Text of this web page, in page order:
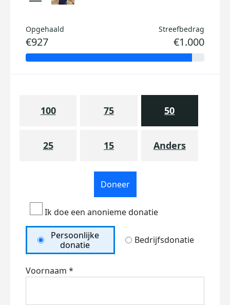
Opgehaald
€927
Streefbedrag
€1.000
100 75 50
25 15 Anders
Doneer
Ik doe een anonieme donatie
Persoonlijke
donatie
Bedrijfsdonatie
Voornaam *